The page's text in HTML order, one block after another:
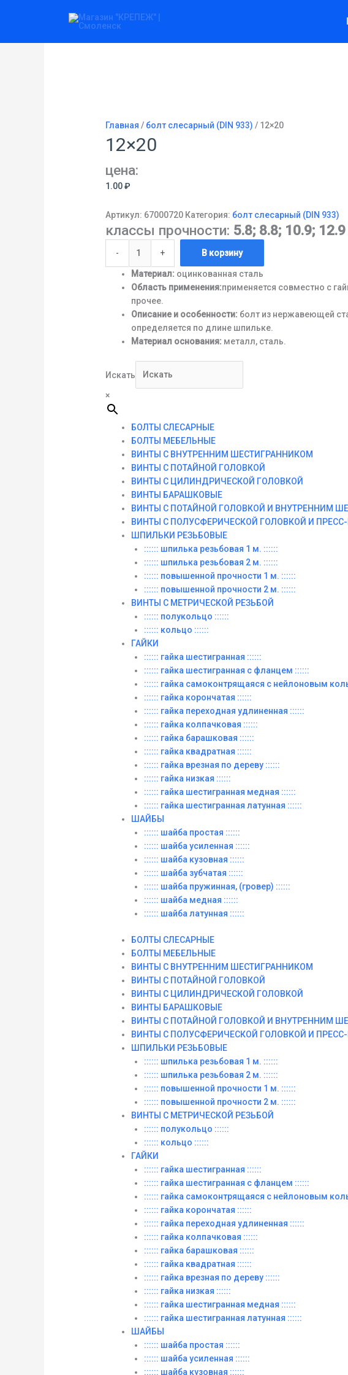
Главная / болт слесарный (DIN 933) / 12×20
12×20
цена:
1.00₽
Артикул: 67000720 Категория: болт слесарный (DIN 933)
классы прочности: 5.8; 8.8; 10.9; 12.9
-
товара
+ В корзину
Материал: оцинкованная сталь
Область применения:применяется совместно с
прочее.
Описание и особенности: болт из нержавеющей
определяется по длине шпильке.
Материал основания: металл, сталь.
Искать
×
БОЛТЫ СЛЕСАРНЫЕ
БОЛТЫ МЕБЕЛЬНЫЕ
ВИНТЫ С ВНУТРЕННИМ ШЕСТИГРАННИКОМ
ВИНТЫ С ПОТАЙНОЙ ГОЛОВКОЙ
ВИНТЫ С ЦИЛИНДРИЧЕСКОЙ ГОЛОВКОЙ
ВИНТЫ БАРАШКОВЫЕ
ВИНТЫ С ПОТАЙНОЙ ГОЛОВКОЙ И ВНУТРЕННИМ
ВИНТЫ С ПОЛУСФЕРИЧЕСКОЙ ГОЛОВКОЙ И
ШПИЛЬКИ РЕЗЬБОВЫЕ
:::::: шпилька резьбовая 1 м. ::::::
:::::: шпилька резьбовая 2 м. ::::::
:::::: повышенной прочности 1 м. ::::::
:::::: повышенной прочности 2 м. ::::::
ВИНТЫ C МЕТРИЧЕСКОЙ РЕЗЬБОЙ
:::::: полукольцо ::::::
:::::: кольцо ::::::
ГАЙКИ
:::::: гайка шестигранная ::::::
:::::: гайка шестигранная с фланцем ::::::
:::::: гайка самоконтрящаяся с нейлоновым
:::::: гайка корончатая ::::::
:::::: гайка переходная удлиненная ::::::
:::::: гайка колпачковая ::::::
:::::: гайка барашковая ::::::
:::::: гайка квадратная ::::::
:::::: гайка врезная по дереву ::::::
:::::: гайка низкая ::::::
:::::: гайка шестигранная медная ::::::
:::::: гайка шестигранная латунная ::::::
ШАЙБЫ
:::::: шайба простая ::::::
:::::: шайба усиленная ::::::
:::::: шайба кузовная ::::::
:::::: шайба зубчатая ::::::
:::::: шайба пружинная, (гровер) ::::::
:::::: шайба медная ::::::
:::::: шайба латунная ::::::
БОЛТЫ СЛЕСАРНЫЕ
БОЛТЫ МЕБЕЛЬНЫЕ
ВИНТЫ С ВНУТРЕННИМ ШЕСТИГРАННИКОМ
ВИНТЫ С ПОТАЙНОЙ ГОЛОВКОЙ
ВИНТЫ С ЦИЛИНДРИЧЕСКОЙ ГОЛОВКОЙ
ВИНТЫ БАРАШКОВЫЕ
ВИНТЫ С ПОТАЙНОЙ ГОЛОВКОЙ И ВНУТРЕННИМ
ВИНТЫ С ПОЛУСФЕРИЧЕСКОЙ ГОЛОВКОЙ И
ШПИЛЬКИ РЕЗЬБОВЫЕ
:::::: шпилька резьбовая 1 м. ::::::
:::::: шпилька резьбовая 2 м. ::::::
:::::: повышенной прочности 1 м. ::::::
:::::: повышенной прочности 2 м. ::::::
ВИНТЫ C МЕТРИЧЕСКОЙ РЕЗЬБОЙ
:::::: полукольцо ::::::
:::::: кольцо ::::::
ГАЙКИ
:::::: гайка шестигранная ::::::
:::::: гайка шестигранная с фланцем ::::::
:::::: гайка самоконтрящаяся с нейлоновым
:::::: гайка корончатая ::::::
:::::: гайка переходная удлиненная ::::::
:::::: гайка колпачковая ::::::
:::::: гайка барашковая ::::::
:::::: гайка квадратная ::::::
:::::: гайка врезная по дереву ::::::
:::::: гайка низкая ::::::
:::::: гайка шестигранная медная ::::::
:::::: гайка шестигранная латунная ::::::
ШАЙБЫ
:::::: шайба простая ::::::
:::::: шайба усиленная ::::::
:::::: шайба кузовная ::::::